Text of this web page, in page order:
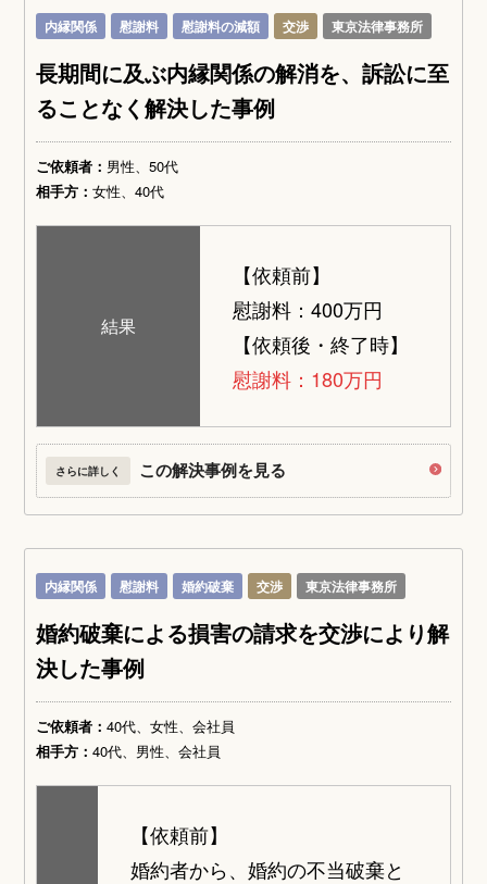
内縁関係 慰謝料 慰謝料の減額 交渉 東京法律事務所
長期間に及ぶ内縁関係の解消を、訴訟に至
ることなく解決した事例
ご依頼者： 男性、50代
相手方：女性、40代
結果
【依頼前】
慰謝料：400万円
【依頼後・終了時】
慰謝料：180万円
さらに詳しく この解決事例を見る
内縁関係 慰謝料 婚約破棄 交渉 東京法律事務所
婚約破棄による損害の請求を交渉により解
決した事例
ご依頼者：40代、女性、会社員
相手方：40代、男性、会社員
【依頼前】
婚約者から、婚約の不当破棄と